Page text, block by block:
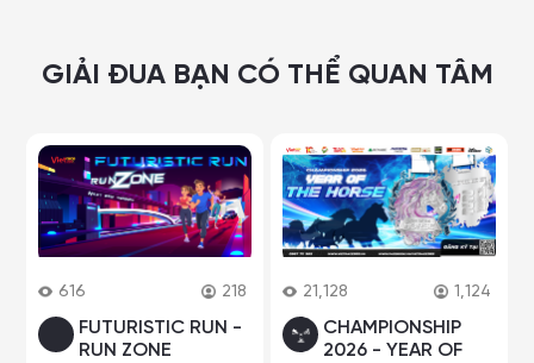
GIẢI ĐUA BẠN CÓ THỂ QUAN TÂM
616 218
FUTURISTIC RUN -
RUN ZONE
21,128 1,124
CHAMPIONSHIP
2026 - YEAR OF